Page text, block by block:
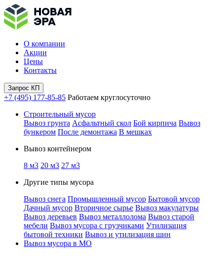
О компании
Акции
Цены
Контакты
Запрос КП
+7 (495) 177-85-85 Работаем круглосуточно
Строительный мусор
Вывоз грунта Асфальтный скол Бой кирпича Вывоз
бункером После демонтажа В мешках
Вывоз контейнером
8 м3 20 м3 27 м3
Другие типы мусора
Вывоз снега Промышленный мусор Бытовой мусор
Дачный мусор Вторичное сырье Вывоз макулатуры
Вывоз деревьев Вывоз металлолома Вывоз старой
мебели Вывоз мусора с грузчиками Утилизация
бытовой техники Вывоз и утилизация шин
Вывоз мусора в МО